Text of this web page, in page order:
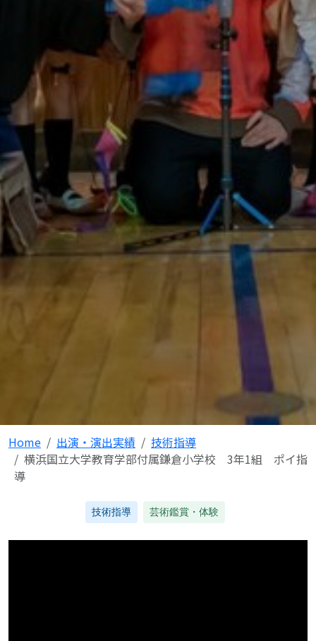
Home 出演・演出実績
技術指導
横浜国立大学教育学部付属鎌倉小学校 3年1組 ポイ指
導
技術指導 芸術鑑賞・体験